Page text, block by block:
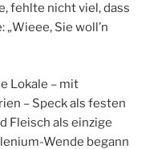
fehlte nicht viel, dass
Sie woll’n
Lokale – mit
– Speck als festen
Fleisch als einzige
Wende begann